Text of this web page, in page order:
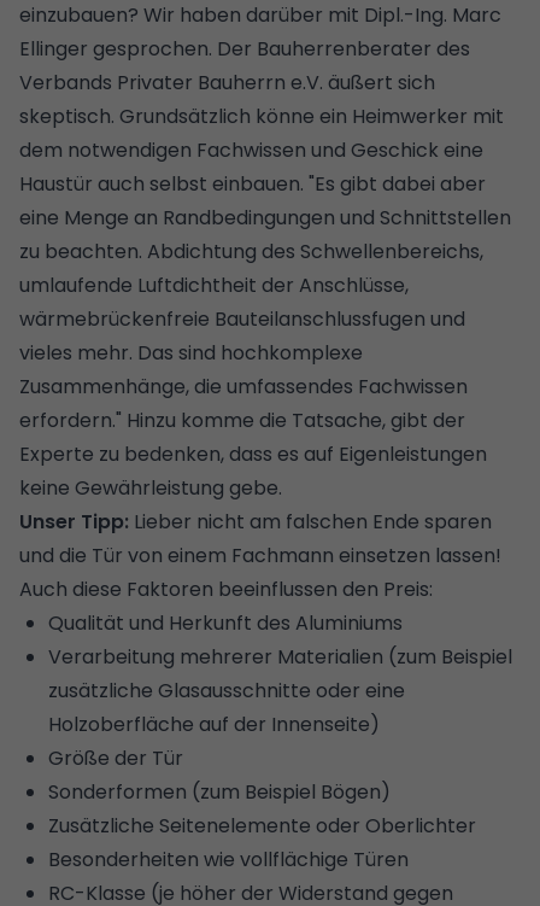
einzubauen? Wir haben darüber mit Dipl.-Ing. Marc
Ellinger gesprochen. Der Bauherrenberater des
Verbands Privater Bauherrn e.V. äußert sich
skeptisch. Grundsätzlich könne ein Heimwerker mit
dem notwendigen Fachwissen und Geschick eine
Haustür auch selbst einbauen. "Es gibt dabei aber
eine Menge an Randbedingungen und Schnittstellen
zu beachten. Abdichtung des Schwellenbereichs,
umlaufende Luftdichtheit der Anschlüsse,
wärmebrückenfreie Bauteilanschlussfugen und
vieles mehr. Das sind hochkomplexe
Zusammenhänge, die umfassendes Fachwissen
erfordern." Hinzu komme die Tatsache, gibt der
Experte zu bedenken, dass es auf Eigenleistungen
keine Gewährleistung gebe.
Unser Tipp: Lieber nicht am falschen Ende sparen
und die Tür von einem Fachmann einsetzen lassen!
Auch diese Faktoren beeinflussen den Preis:
Qualität und Herkunft des Aluminiums
Verarbeitung mehrerer Materialien (zum Beispiel
zusätzliche Glasausschnitte oder eine
Holzoberfläche auf der Innenseite)
Größe der Tür
Sonderformen (zum Beispiel Bögen)
Zusätzliche Seitenelemente oder Oberlichter
Besonderheiten wie vollflächige Türen
RC-Klasse (je höher der Widerstand gegen